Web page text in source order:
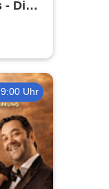
- Die
Uhr